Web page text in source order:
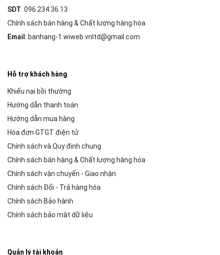
SDT: 096.234.36.13
Chính sách bán hàng & Chất lượng hàng hóa
Email : banhang-1.wiweb.vnltd@gmail.com
Hỗ trợ khách hàng
Khiếu nại bồi thường
Hướng dẫn thanh toán
Hướng dẫn mua hàng
Hóa đơn GTGT điện tử
Chính sách và Quy định chung
Chính sách bán hàng & Chất lượng hàng hóa
Chính sách vận chuyển - Giao nhận
Chính sách Đổi - Trả hàng hóa
Chính sách Bảo hành
Chính sách bảo mật dữ liệu
Quản lý tài khoản